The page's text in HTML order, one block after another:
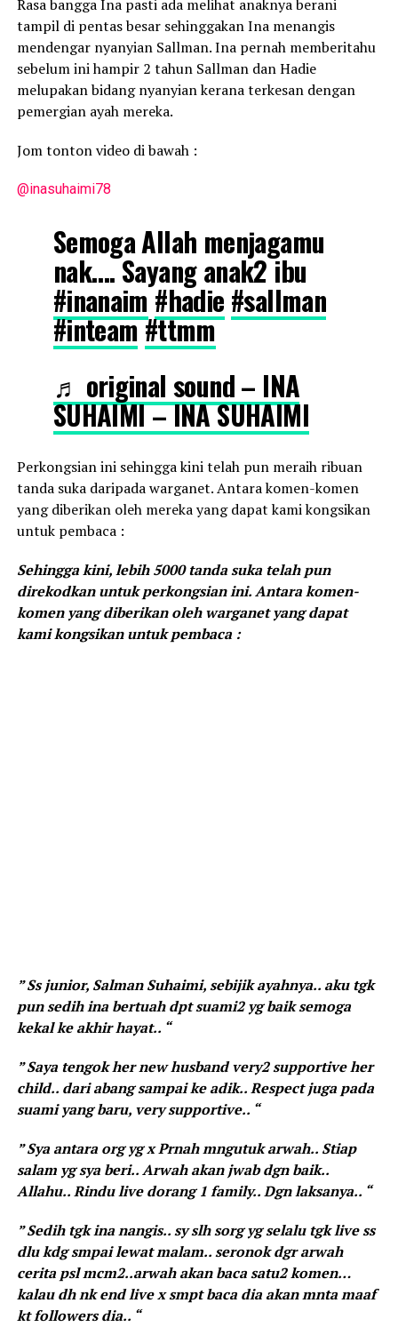
Rasa bangga Ina pasti ada melihat anaknya berani
tampil di pentas besar sehinggakan Ina menangis
mendengar nyanyian Sallman. Ina pernah memberitahu
sebelum ini hampir 2 tahun Sallman dan Hadie
melupakan bidang nyanyian kerana terkesan dengan
pemergian ayah mereka.
Jom tonton video di bawah :
@inasuhaimi78
Semoga Allah menjagamu
nak…. Sayang anak2 ibu
#inanaim #hadie #sallman
#inteam#ttmm
♬ original sound – INA
SUHAIMI – INA SUHAIMI
Perkongsian ini sehingga kini telah pun meraih ribuan
tanda suka daripada warganet. Antara komen-komen
yang diberikan oleh mereka yang dapat kami kongsikan
untuk pembaca :
Sehingga kini, lebih 5000 tanda suka telah pun
direkodkan untuk perkongsian ini. Antara komen-
komen yang diberikan oleh warganet yang dapat
kami kongsikan untuk pembaca :
” Ss junior, Salman Suhaimi, sebijik ayahnya.. aku tgk
pun sedih ina bertuah dpt suami2 yg baik semoga
kekal ke akhir hayat.. “
” Saya tengok her new husband very2 supportive her
child.. dari abang sampai ke adik.. Respect juga pada
suami yang baru, very supportive.. “
” Sya antara org yg x Prnah mngutuk arwah.. Stiap
salam yg sya beri.. Arwah akan jwab dgn baik..
Allahu.. Rindu live dorang 1 family.. Dgn laksanya.. “
” Sedih tgk ina nangis.. sy slh sorg yg selalu tgk live ss
dlu kdg smpai lewat malam.. seronok dgr arwah
cerita psl mcm2..arwah akan baca satu2 komen…
kalau dh nk end live x smpt baca dia akan mnta maaf
kt followers dia.. “